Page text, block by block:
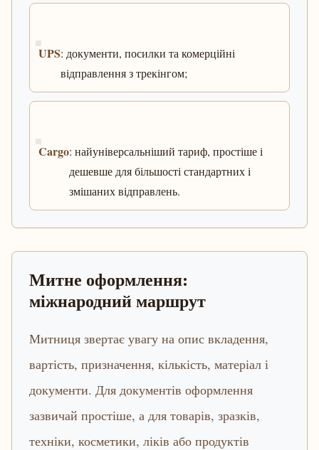
UPS: документи, посилки та комерційні
відправлення з трекінгом;
Cargo: найуніверсальніший тариф, простіше і
дешевше для більшості стандартних і
змішаних відправлень.
Митне оформлення:
міжнародний маршрут
Митниця звертає увагу на опис вкладення,
вартість, призначення, кількість, матеріал і
документи. Для документів оформлення
зазвичай простіше, а для товарів, зразків,
техніки, косметики, ліків або продуктів